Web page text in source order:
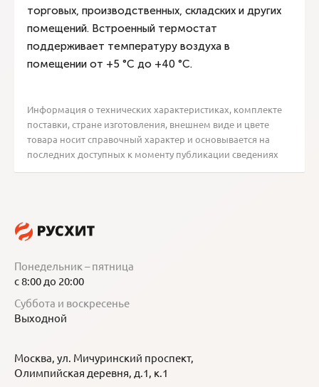
торговых, производственных, складских и других
помещений. Встроенный термостат
поддерживает температуру воздуха в
помещении от +5 °С до +40 °С.
Информация о технических характеристиках, комплекте
поставки, стране изготовления, внешнем виде и цвете
товара носит справочный характер и основывается на
последних доступных к моменту публикации сведениях
Москва, ул. Мичуринский проспект,
Олимпийская деревня, д.1, к.1
Понедельник – пятница
с 8:00 до 20:00
Суббота и воскресенье
Выходной